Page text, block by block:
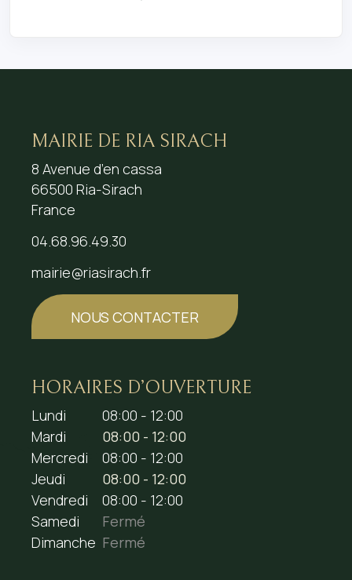
MAIRIE DE RIA SIRACH
8 Avenue d’en cassa
66500 Ria-Sirach
France
04.68.96.49.30
mairie@riasirach.fr
NOUS CONTACTER
HORAIRES D’OUVERTURE
Lundi
08:00 - 12:00
Mardi
08:00 - 12:00
Mercredi
08:00 - 12:00
Jeudi
08:00 - 12:00
Vendredi
08:00 - 12:00
Samedi
Fermé
Dimanche Fermé